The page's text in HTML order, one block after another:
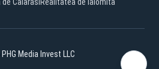
Media Invest LLC